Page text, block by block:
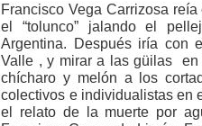
Francisco Vega Carrizosa
el “tolunco” jalando el
Argentina. Después iría con
Valle , y mirar a las güilas en
chícharo y melón a los
colectivos e individualistas en
el relato de la muerte por